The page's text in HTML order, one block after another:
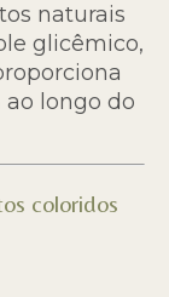
naturais
glicêmico,
longo do
coloridos